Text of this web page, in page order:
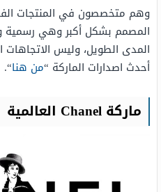
وهم متخصصون في المنتجات
المصمم بشكل أكبر وهي رسمية
المدى الطويل، وليس
أحدث اصدارات الماركة “من هنا“.
ماركة Chanel العالمية